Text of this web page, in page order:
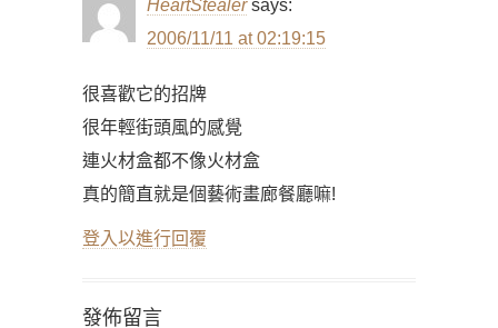
HeartStealer says:
2006/11/11 at 02:19:15
很喜歡它的招牌
很年輕街頭風的感覺
連火材盒都不像火材盒
真的簡直就是個藝術畫廊餐廳嘛!
登入以進行回覆
發佈留言